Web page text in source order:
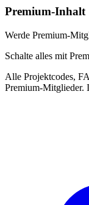
Premium-Inhalt
Werde Premium-
Schalte alles mit
Alle Projektcodes,
Premium-Mitglieder.